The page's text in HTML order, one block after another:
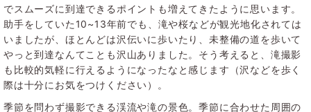
でスムーズに到達できるポイントも増えてきたように思います。
助手をしていた10~13年前でも、滝や桜などが観光地化されては
いましたが、ほとんどは沢伝いに歩いたり、未整備の道を歩いて
やっと到達なんてことも沢山ありました。そう考えると、滝撮影
も比較的気軽に行えるようになったなと感じます（沢などを歩く
際は十分にお気をつけください）。
季節を問わず撮影できる渓流や滝の景色。季節に合わせた周囲の